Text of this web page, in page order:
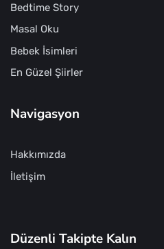
Bedtime Story
Masal Oku
Bebek İsimleri
En Güzel Şiirler
Navigasyon
Hakkımızda
İletişim
Düzenli Takipte Kalın